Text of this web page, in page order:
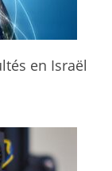
en Israël